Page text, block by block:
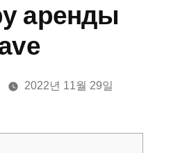
аренды
2022년 11월 29일